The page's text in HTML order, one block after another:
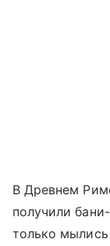
В Древнем
получили
только